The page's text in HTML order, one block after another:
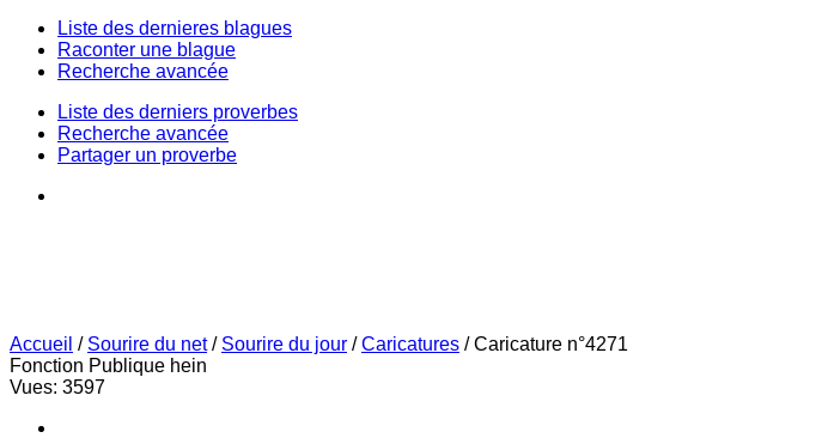
Liste des dernieres blagues
Raconter une blague
Recherche avancée
Liste des derniers proverbes
Recherche avancée
Partager un proverbe
Accueil / Sourire du net / Sourire du jour /Caricatures /Caricature n°4271
Fonction Publique hein
Vues: 3597